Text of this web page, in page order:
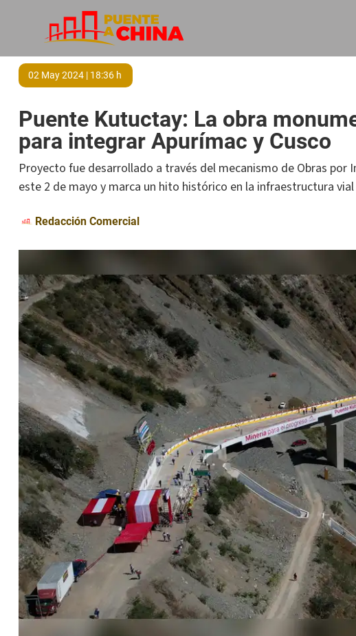
02 May 2024 | 18:36 h
Puente Kutuctay: La obra
para integrar Apurímac y Cusco
Proyecto fue desarrollado a través del mecanismo de Obras por
este 2 de mayo y marca un hito histórico en la infraestructura
Redacción Comercial